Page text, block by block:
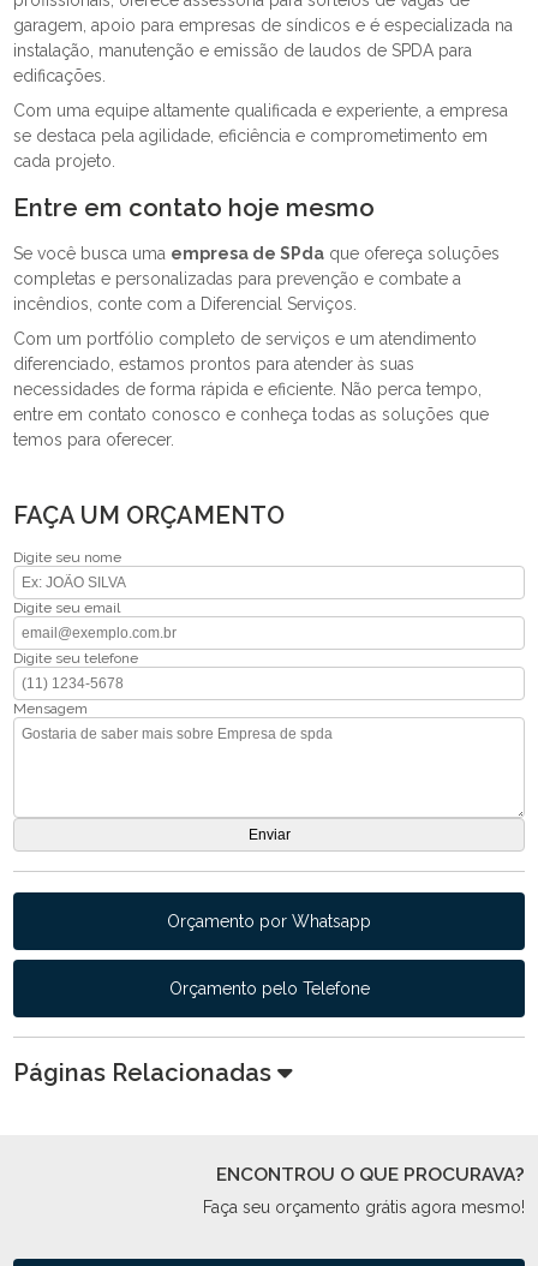
garagem, apoio para empresas de síndicos e é especializada na
instalação, manutenção e emissão de laudos de SPDA para
edificações.
Com uma equipe altamente qualificada e experiente, a empresa
se destaca pela agilidade, eficiência e comprometimento em
cada projeto.
Entre em contato hoje mesmo
Se você busca uma empresa de SPda que ofereça soluções
completas e personalizadas para prevenção e combate a
incêndios, conte com a Diferencial Serviços.
Com um portfólio completo de serviços e um atendimento
diferenciado, estamos prontos para atender às suas
necessidades de forma rápida e eficiente. Não perca tempo,
entre em contato conosco e conheça todas as soluções que
temos para oferecer.
FAÇA UM ORÇAMENTO
Digite seu nome
Digite seu email
Digite seu telefone
Mensagem
Orçamento por Whatsapp
Orçamento pelo Telefone
Páginas Relacionadas
ENCONTROU O QUE PROCURAVA?
Faça seu orçamento grátis agora mesmo!